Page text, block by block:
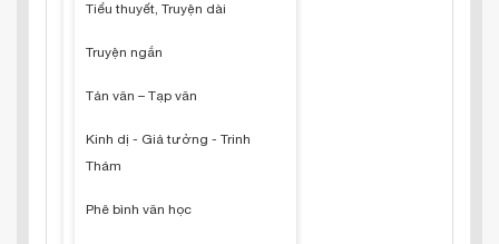
Tiểu thuyết, Truyện dài
Truyện ngắn
Tản văn – Tạp văn
Kinh dị - Giả tưởng - Trinh
Thám
Phê bình văn học